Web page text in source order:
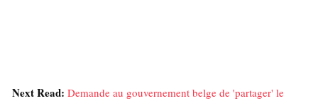
Next Read: Demande au gouvernement belge de 'partager' le